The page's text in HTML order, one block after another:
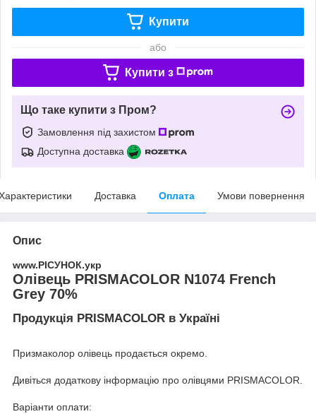
Купити
або
Купити з
Що таке купити з Пром?
Замовлення під захистом
Доступна доставка
Доставка Оплата Умови повернення
Опис
www.РІСУНОК.укр
Олівець PRISMACOLOR N1074 French
Grey 70%
Продукція PRISMACOLOR в Україні
Призмаколор олівець продається окремо.
Дивіться додаткову інформацію про олівцями PRISMACOLOR.
Варіанти оплати: